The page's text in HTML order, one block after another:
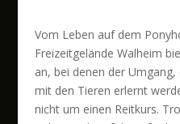
Vom Leben auf dem
Freizeitgelände Walheim
an, bei denen der
mit den Tieren erlernt
nicht um einen Reitkurs.